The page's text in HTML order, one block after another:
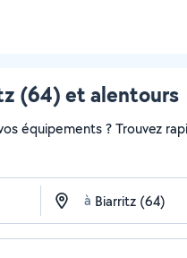
(64) et alentours
équipements ? Trouvez
à